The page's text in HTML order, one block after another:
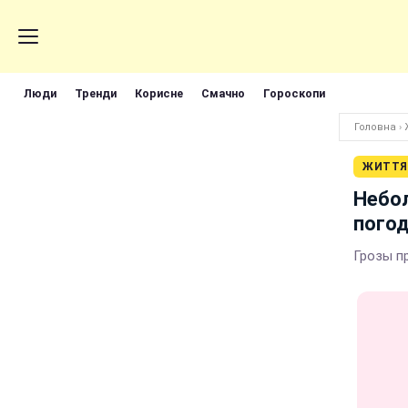
Люди Тренди Корисне Смачно Гороскопи
Головна ›
ЖИТТЯ
Грозы